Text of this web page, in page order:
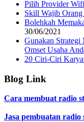
Pilih Provider
Skill Wajib
Bolehkah
30/06/2021
Gunakan
Omset Usaha
20 Ciri-Ciri
Blog Link
Cara membuat radio
Jasa pembuatan radio